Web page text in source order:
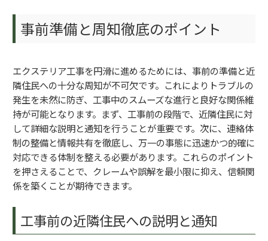
事前準備と周知徹底のポイント
エクステリア工事を円滑に進めるためには、事前の準備と近
隣住民への十分な周知が不可欠です。これによりトラブルの
発生を未然に防ぎ、工事中のスムーズな進行と良好な関係維
持が可能となります。まず、工事前の段階で、近隣住民に対
して詳細な説明と通知を行うことが重要です。次に、連絡体
制の整備と情報共有を徹底し、万一の事態に迅速かつ的確に
対応できる体制を整える必要があります。これらのポイント
を押さえることで、クレームや誤解を最小限に抑え、信頼関
係を築くことが期待できます。
工事前の近隣住民への説明と通知